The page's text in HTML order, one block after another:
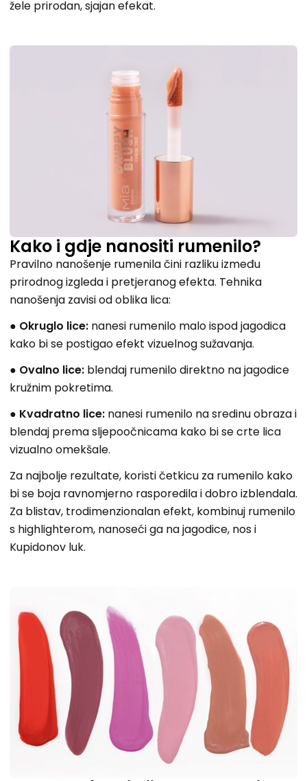
žele prirodan, sjajan efekat.
Kako i gdje nanositi rumenilo?
Pravilno nanošenje rumenila čini razliku između
prirodnog izgleda i pretjeranog efekta. Tehnika
nanošenja zavisi od oblika lica:
● Okruglo lice: nanesi rumenilo malo ispod jagodica
kako bi se postigao efekt vizuelnog sužavanja.
● Ovalno lice: blendaj rumenilo direktno na jagodice
kružnim pokretima.
● Kvadratno lice: nanesi rumenilo na sredinu obraza i
blendaj prema sljepoočnicama kako bi se crte lica
vizualno omekšale.
Za najbolje rezultate, koristi četkicu za rumenilo kako
bi se boja ravnomjerno rasporedila i dobro izblendala.
Za blistav, trodimenzionalan efekt, kombinuj rumenilo
s highlighterom, nanoseći ga na jagodice, nos i
Kupidonov luk.